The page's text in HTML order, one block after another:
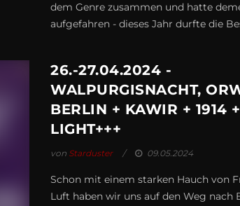
dem Genre zusammen und hatte
aufgefahren - dieses Jahr durfte die
26.-27.04.2024 -
WALPURGISNACHT,
BERLIN + KAWIR + 1914
LIGHT+++
von Starduster 09.05.2024
Schon mit einem starken Hauch von
Luft haben wir uns auf den Weg nach